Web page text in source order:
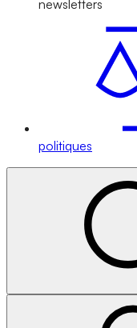
newsletters
politiques